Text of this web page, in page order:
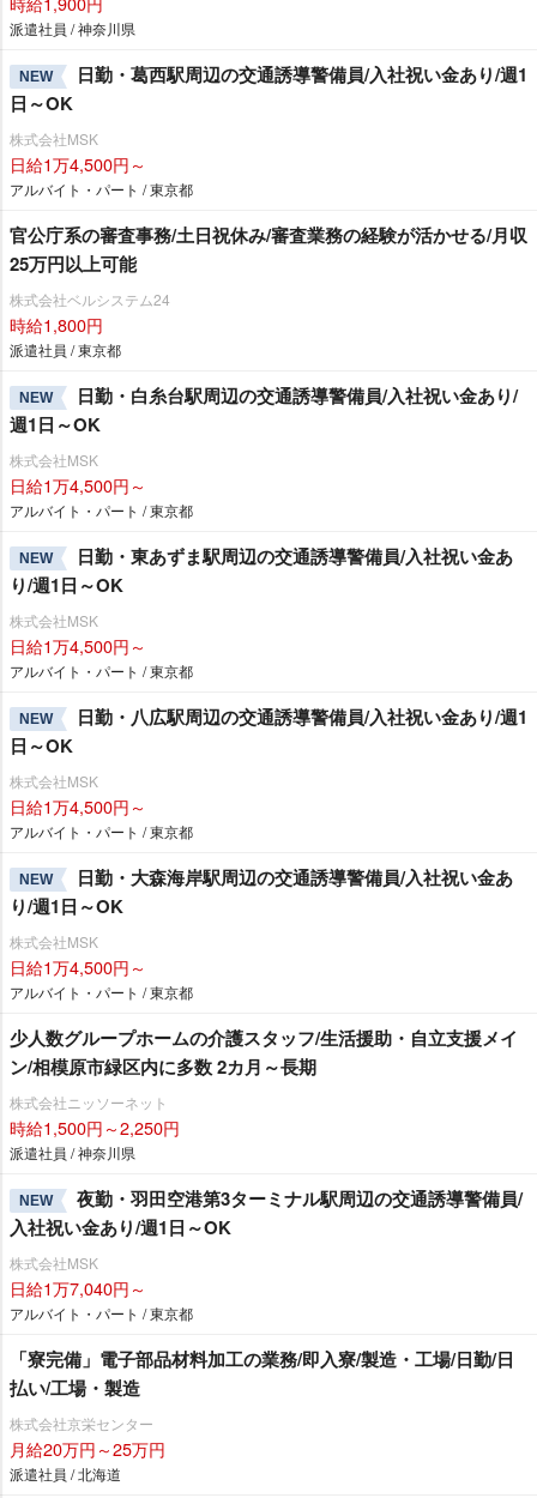
派遣社員 / 神奈川県
NEW
日勤・葛西駅周辺の交通誘導警備員/入社祝い金あり/週1
日～OK
株式会社MSK
日給1万4,500円～
アルバイト・パート / 東京都
官公庁系の審査事務/土日祝休み/審査業務の経験が活かせる/月収
25万円以上可能
株式会社ベルシステム24
時給1,800円
派遣社員 / 東京都
NEW
日勤・白糸台駅周辺の交通誘導警備員/入社祝い金あり/
週1日～OK
株式会社MSK
日給1万4,500円～
アルバイト・パート / 東京都
NEW
日勤・東あずま駅周辺の交通誘導警備員/入社祝い金あ
り/週1日～OK
株式会社MSK
日給1万4,500円～
アルバイト・パート / 東京都
NEW
日勤・八広駅周辺の交通誘導警備員/入社祝い金あり/週1
日～OK
株式会社MSK
日給1万4,500円～
アルバイト・パート / 東京都
NEW
日勤・大森海岸駅周辺の交通誘導警備員/入社祝い金あ
り/週1日～OK
株式会社MSK
日給1万4,500円～
アルバイト・パート / 東京都
少人数グループホームの介護スタッフ/生活援助・自立支援メイ
ン/相模原市緑区内に多数 2カ月～長期
株式会社ニッソーネット
時給1,500円～2,250円
派遣社員 / 神奈川県
NEW
夜勤・羽田空港第3ターミナル駅周辺の交通誘導警備員/
入社祝い金あり/週1日～OK
株式会社MSK
日給1万7,040円～
アルバイト・パート / 東京都
「寮完備」電子部品材料加工の業務/即入寮/製造・工場/日勤/日
払い/工場・製造
株式会社京栄センター
月給20万円～25万円
派遣社員 / 北海道